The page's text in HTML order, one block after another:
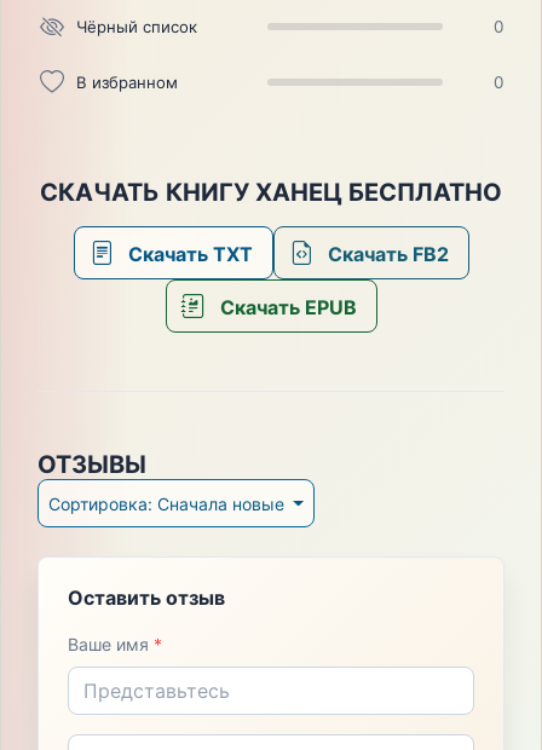
Чёрный список 0
В избранном 0
СКАЧАТЬ КНИГУ ХАНЕЦ БЕСПЛАТНО
Скачать TXT Скачать FB2
Скачать EPUB
ОТЗЫВЫ
Сортировка: Сначала новые
Оставить отзыв
Ваше имя *